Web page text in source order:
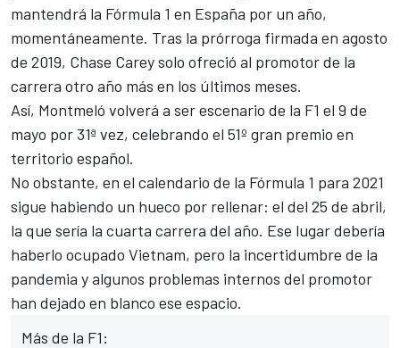
mantendrá la Fórmula 1 en España por un año,
momentáneamente. Tras la prórroga firmada en agosto
de 2019, Chase Carey solo ofreció al promotor de la
carrera otro año más en los últimos meses.
Así, Montmeló volverá a ser escenario de la F1 el 9 de
mayo por 31ª vez, celebrando el 51º gran premio en
territorio español.
No obstante, en el calendario de la Fórmula 1 para 2021
sigue habiendo un hueco por rellenar: el del 25 de abril,
la que sería la cuarta carrera del año. Ese lugar debería
haberlo ocupado Vietnam, pero la incertidumbre de la
pandemia y algunos problemas internos del promotor
han dejado en blanco ese espacio.
Más de la F1: